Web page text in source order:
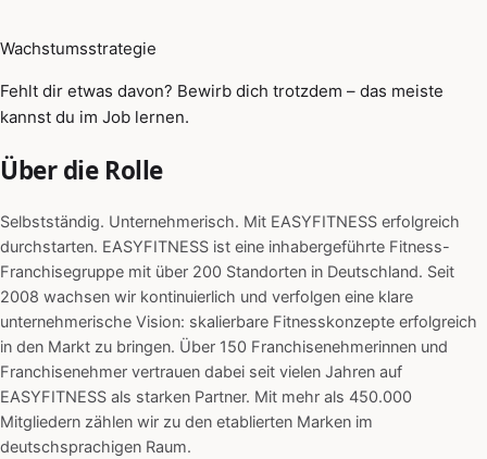
Wachstumsstrategie
Fehlt dir etwas davon? Bewirb dich trotzdem – das meiste
kannst du im Job lernen.
Über die Rolle
Selbstständig. Unternehmerisch. Mit EASYFITNESS erfolgreich
durchstarten. EASYFITNESS ist eine inhabergeführte Fitness-
Franchisegruppe mit über 200 Standorten in Deutschland. Seit
2008 wachsen wir kontinuierlich und verfolgen eine klare
unternehmerische Vision: skalierbare Fitnesskonzepte erfolgreich
in den Markt zu bringen. Über 150 Franchisenehmerinnen und
Franchisenehmer vertrauen dabei seit vielen Jahren auf
EASYFITNESS als starken Partner. Mit mehr als 450.000
Mitgliedern zählen wir zu den etablierten Marken im
deutschsprachigen Raum.